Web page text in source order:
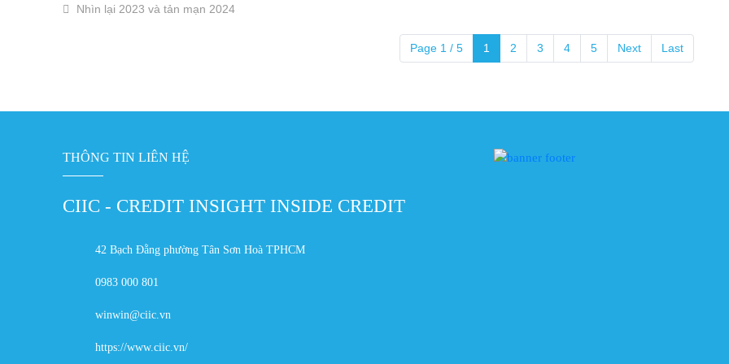
Nhìn lại 2023 và tản mạn 2024
Page 1 / 5 1 2 3 4 5 Next Last
THÔNG TIN LIÊN HỆ
CIIC - CREDIT INSIGHT INSIDE CREDIT
42 Bạch Đằng phường Tân Sơn Hoà TPHCM
0983 000 801
winwin@ciic.vn
https://www.ciic.vn/